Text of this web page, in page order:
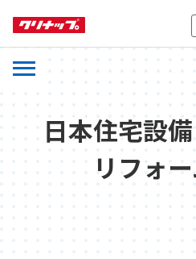
日本住宅設
リフォ